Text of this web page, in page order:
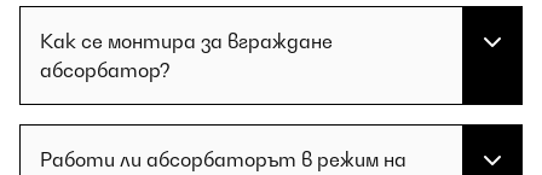
Как се монтира за вграждане
абсорбатор?
Работи ли абсорбаторът в режим на